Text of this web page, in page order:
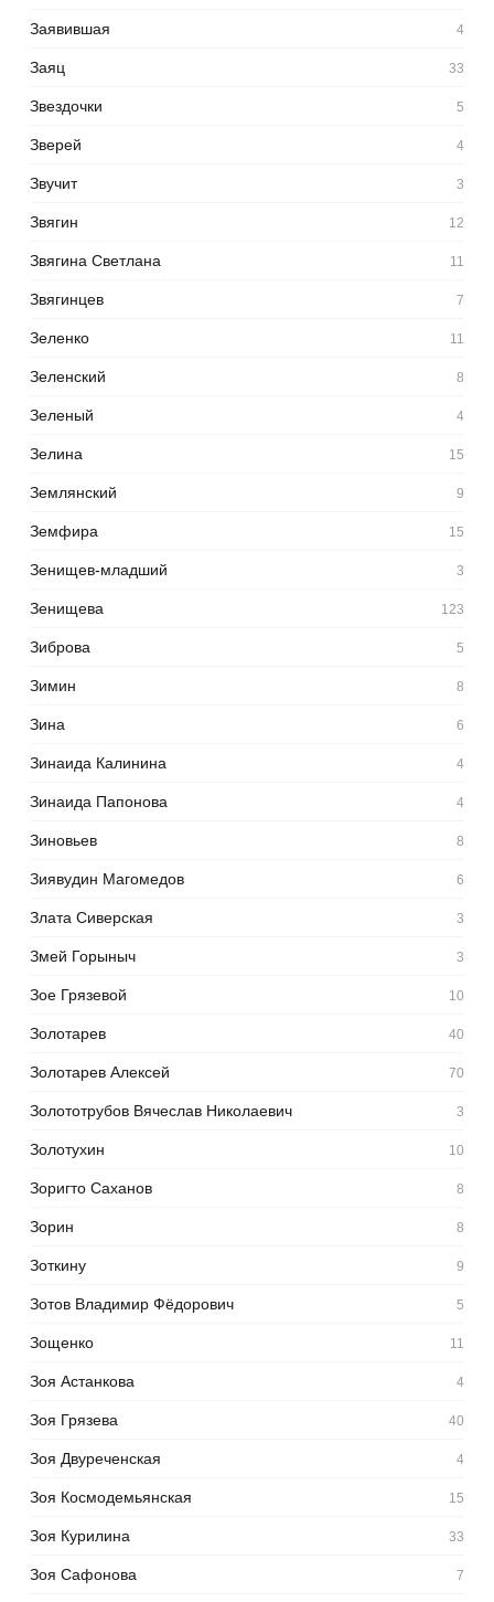
Заявившая 4
Заяц 33
Звездочки 5
Зверей 4
Звучит 3
Звягин 12
Звягина Светлана 11
Звягинцев 7
Зеленко 11
Зеленский 8
Зеленый 4
Зелина 15
Землянский 9
Земфира 15
Зенищев-младший 3
Зенищева 123
Зиброва 5
Зимин 8
Зина 6
Зинаида Калинина 4
Зинаида Папонова 4
Зиновьев 8
Зиявудин Магомедов 6
Злата Сиверская 3
Змей Горыныч 3
Зое Грязевой 10
Золотарев 40
Золотарев Алексей 70
Золототрубов Вячеслав Николаевич 3
Золотухин 10
Зоригто Саханов 8
Зорин 8
Зоткину 9
Зотов Владимир Фёдорович 5
Зощенко 11
Зоя Астанкова 4
Зоя Грязева 40
Зоя Двуреченская 4
Зоя Космодемьянская 15
Зоя Курилина 33
Зоя Сафонова 7